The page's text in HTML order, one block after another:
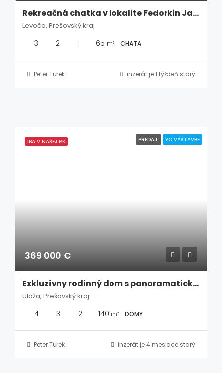
Rekreačná chatka v lokalite Fedorkin Jarok pri Levoči
Levoča, Prešovský kraj
3 2 1 65 m² CHATA
Peter Turek inzerát je 1 týždeň starý
IBA V NAŠEJ RK PREDAJ VO VÝSTAVBE
369 000 €
Exkluzívny rodinný dom s panoramatickým výhľadom – Uloža, Levoča
Uloža, Prešovský kraj
4 3 2 140 m² DOMY
Peter Turek inzerát je 4 mesiace starý